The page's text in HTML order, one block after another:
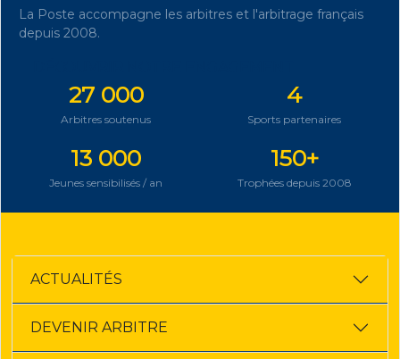
La Poste accompagne les arbitres et l'arbitrage français
depuis 2008.
27 000
Arbitres soutenus
4
Sports partenaires
13 000
Jeunes sensibilisés / an
150+
Trophées depuis 2008
ACTUALITÉS
DEVENIR ARBITRE